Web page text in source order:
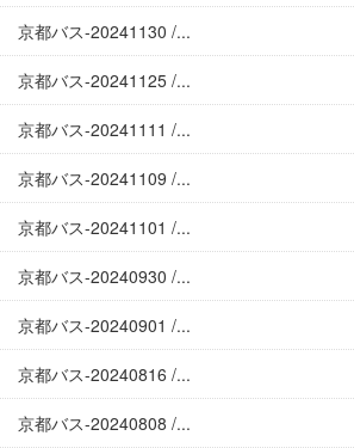
京都バス-20241130 /...
京都バス-20241125 /...
京都バス-20241111 /...
京都バス-20241109 /...
京都バス-20241101 /...
京都バス-20240930 /...
京都バス-20240901 /...
京都バス-20240816 /...
京都バス-20240808 /...